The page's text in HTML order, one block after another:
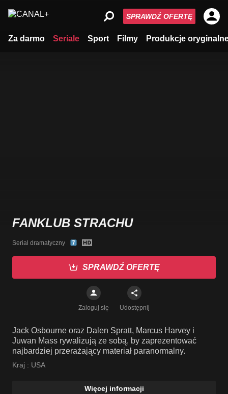
Za darmo Seriale Sport Filmy Produkcje
SPRAWDŹ OFERTĘ
FANKLUB STRACHU
Serial dramatyczny
SPRAWDŹ OFERTĘ
Zaloguj się Udostępnij
Jack Osbourne oraz Dalen Spratt, Marcus Harvey i
Juwan Mass rywalizują ze sobą, by zaprezentować
najbardziej przerażający materiał paranormalny.
Kraj : USA
Więcej informacji